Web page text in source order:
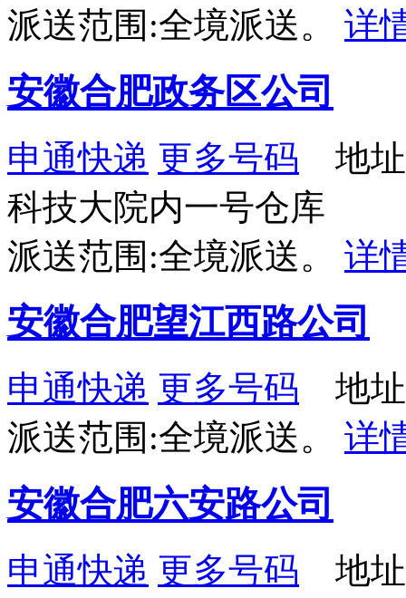
派送范围:全境派送。 详
安徽合肥政务区公司
申通快递 更多号码 地址
科技大院内一号仓库
派送范围:全境派送。 详
安徽合肥望江西路公司
申通快递 更多号码 地址
派送范围:全境派送。 详
安徽合肥六安路公司
申通快递 更多号码 地址